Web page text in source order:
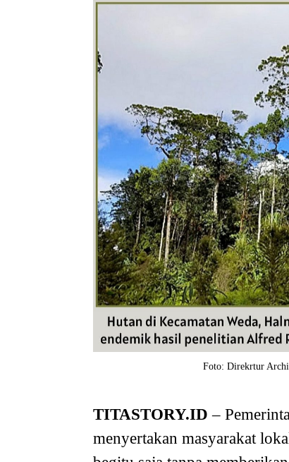
Foto: Direkrtur
TITASTORY.ID –
menyertakan masyarakat